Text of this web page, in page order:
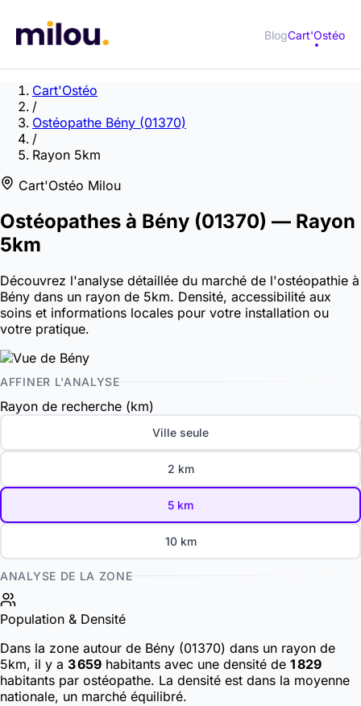
BlogCart'Ostéo
Cart'Ostéo
/
Ostéopathe Bény (01370)
/
Rayon 5km
Cart'Ostéo Milou
Ostéopathes à Bény (01370) — Rayon
5km
Découvrez l'analyse détaillée du marché de l'ostéopathie à
Bény dans un rayon de 5km. Densité, accessibilité aux
soins et informations locales pour votre installation ou
votre pratique.
AFFINER L'ANALYSE
Rayon de recherche (km)
Ville seule
2 km
5 km
10 km
ANALYSE DE LA ZONE
Population & Densité
Dans la zone autour de Bény (01370) dans un rayon de
5km, il y a 3 659 habitants avec une densité de 1 829
habitants par ostéopathe. La densité est dans la moyenne
nationale, un marché équilibré.